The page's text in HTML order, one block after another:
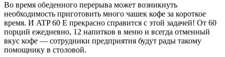
Во время обеденного перерыва может возникнуть
необходимость приготовить много чашек кофе за короткое
время. И ATP 60 E прекрасно справится с этой задачей! От 60
порций ежедневно, 12 напитков в меню и всегда отменный
вкус кофе — сотрудники предприятия будут рады такому
помощнику в столовой.